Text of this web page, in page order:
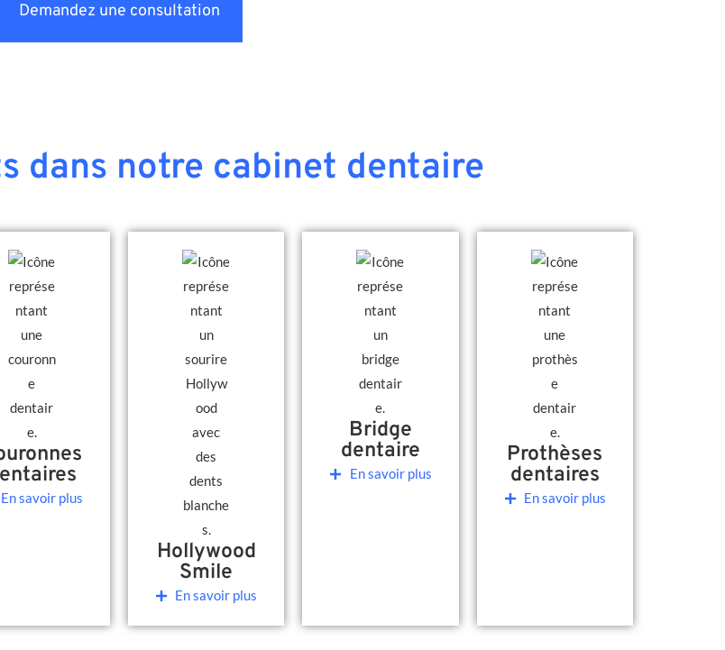
Demandez une consultation
dans notre cabinet dentaire
En savoir plus
Hollywood
Smile
En savoir plus
Bridge
dentaire
En savoir plus
Prothèses
dentaires
En savoir plus